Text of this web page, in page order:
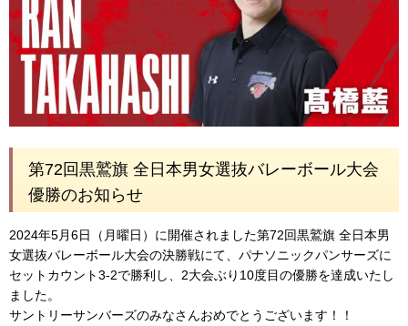
第72回黒鷲旗 全日本男女選抜バレーボール大会
優勝のお知らせ
2024年5月6日（月曜日）に開催されました第72回黒鷲旗 全日本男
女選抜バレーボール大会の決勝戦にて、パナソニックパンサーズに
セットカウント3-2で勝利し、2大会ぶり10度目の優勝を達成いたし
ました。
サントリーサンバーズのみなさんおめでとうございます！！